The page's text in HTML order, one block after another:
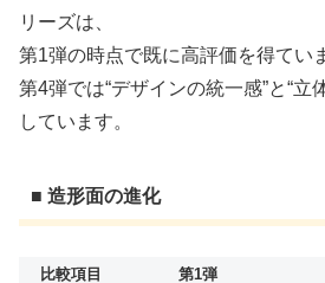
リーズは、
第1弾の時点で既に高評価を得てい
第4弾では“デザインの統一感”と“立
しています。
■ 造形面の進化
比較項目 第1弾